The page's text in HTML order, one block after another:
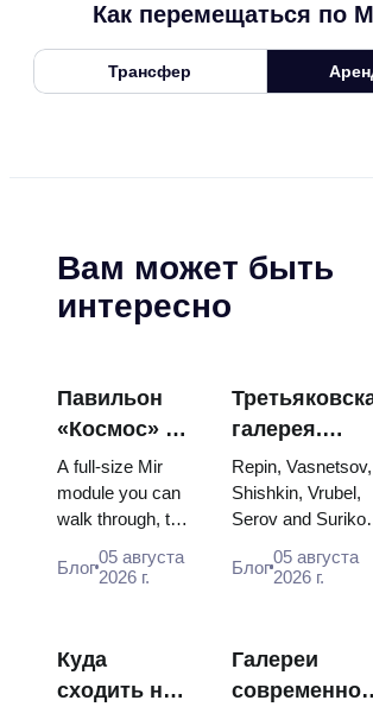
Как перемещаться по
Трансфер
Вам может быть
интересно
Павильон
«Космос» на
ВДНХ:
внутри
самой
большой
космической
A full-size Mir
module you can
walk through, the
Energia–Buran
model, scorched
flight...
Блог05 августа
2026 г.
галерея.
Шедевры:
картины, ради
которых
строить
планы
Repin, Vasnetsov,
Shishkin, Vrubel,
Serov and
— the works that
stop people, where
Блог05 августа
2026 г.
Куда
сходить на
Галереи